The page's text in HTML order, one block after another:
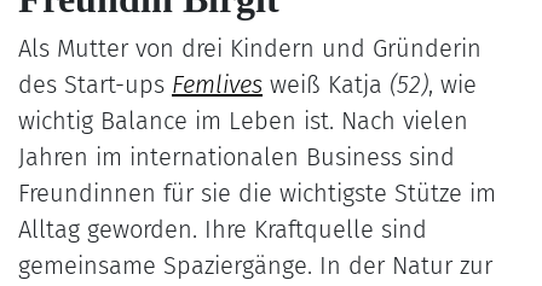
Als Mutter von drei Kindern und Gründerin
des Start-ups Femlives weiß Katja (52), wie
wichtig Balance im Leben ist. Nach vielen
Jahren im internationalen Business sind
Freundinnen für sie die wichtigste Stütze im
Alltag geworden. Ihre Kraftquelle sind
gemeinsame Spaziergänge. In der Natur zur